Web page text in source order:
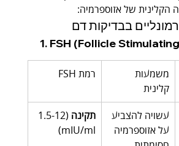
הקלינית של אזוספרמיה:
בבדיקות דם
1. FSH (Follicle
רמת FSH
משמעות
קלינית
תקינה
mIU/ml)
עשויה להצביע
על אזוספרמיה